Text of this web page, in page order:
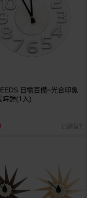
日需百備~光合印象
時鐘(1入)
已銷售7